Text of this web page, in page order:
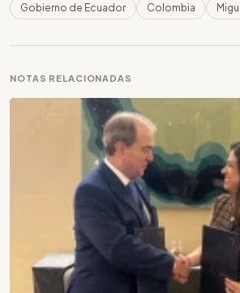
Gobierno de Ecuador Colombia
NOTAS RELACIONADAS